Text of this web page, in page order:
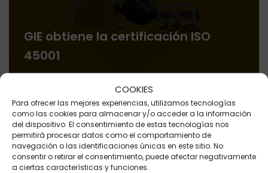
COOKIES
Para ofrecer las mejores experiencias, utilizamos tecnologías
como las cookies para almacenar y/o acceder a la información
del dispositivo. El consentimiento de estas tecnologías nos
permitirá procesar datos como el comportamiento de
navegación o las identificaciones únicas en este sitio. No
consentir o retirar el consentimiento, puede afectar negativamente
a ciertas características y funciones.
GIE obtiene la certificación ISO
45001